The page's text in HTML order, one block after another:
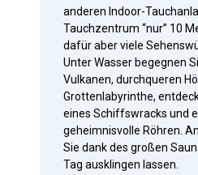
anderen Indoor-
Tauchzentrum “nur” 10
dafür aber viele
Unter Wasser begegnen
Vulkanen, durchqueren
Grottenlabyrinthe,
eines Schiffswracks und
geheimnisvolle Röhren.
Sie dank des großen
Tag ausklingen lassen.